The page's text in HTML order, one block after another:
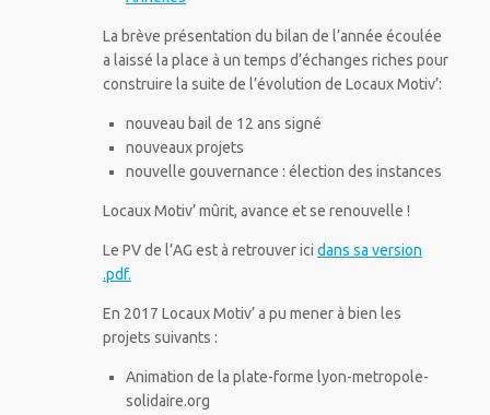
La brève présentation du bilan de l’année écoulée
a laissé la place à un temps d’échanges riches pour
construire la suite de l’évolution de Locaux Motiv’:
nouveau bail de 12 ans signé
nouveaux projets
nouvelle gouvernance : élection des instances
Locaux Motiv’ mûrit, avance et se renouvelle !
Le PV de l’AG est à retrouver ici dans sa version
.pdf.
En 2017 Locaux Motiv’ a pu mener à bien les
projets suivants :
Animation de la plate-forme lyon-metropole-
solidaire.org